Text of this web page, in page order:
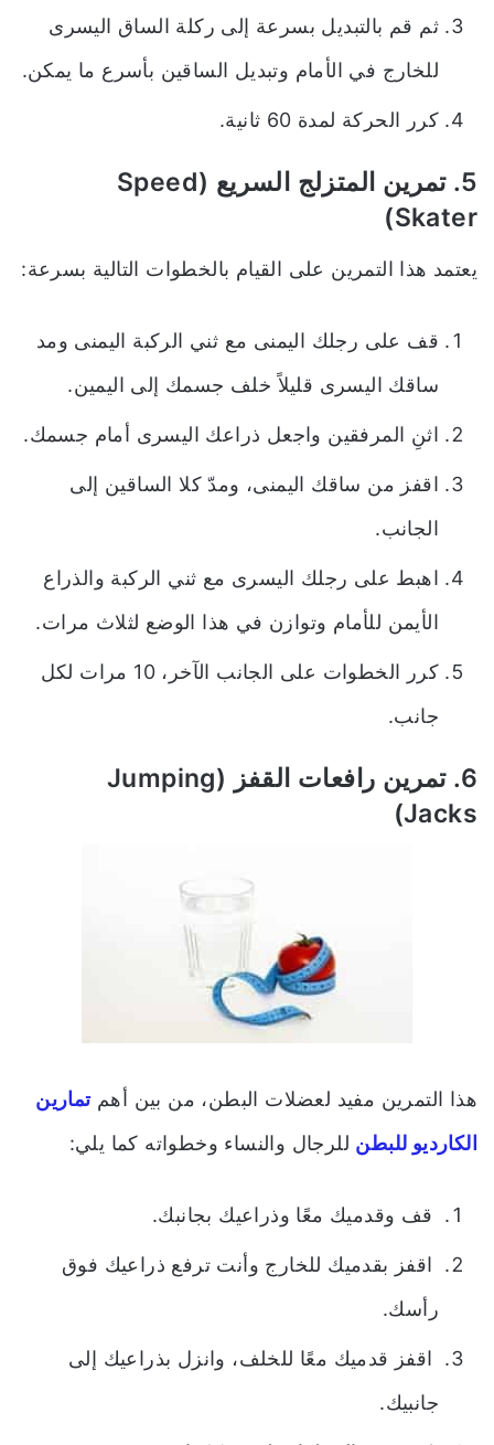
ثم قم بالتبديل بسرعة إلى ركلة الساق اليسرى
للخارج في الأمام وتبديل الساقين بأسرع ما يمكن.
كرر الحركة لمدة 60 ثانية.
5. تمرين المتزلج السريع (Speed
Skater)
يعتمد هذا التمرين على القيام بالخطوات التالية بسرعة:
قف على رجلك اليمنى مع ثني الركبة اليمنى ومد
ساقك اليسرى قليلاً خلف جسمك إلى اليمين.
اثنِ المرفقين واجعل ذراعك اليسرى أمام جسمك.
اقفز من ساقك اليمنى، ومدّ كلا الساقين إلى
الجانب.
اهبط على رجلك اليسرى مع ثني الركبة والذراع
الأيمن للأمام وتوازن في هذا الوضع لثلاث مرات.
كرر الخطوات على الجانب الآخر، 10 مرات لكل
جانب.
6. تمرين رافعات القفز (Jumping
Jacks)
هذا التمرين مفيد لعضلات البطن، من بين أهمتمارين
الكارديو للبطن للرجال والنساء وخطواته كما يلي:
قف وقدميك معًا وذراعيك بجانبك.
اقفز بقدميك للخارج وأنت ترفع ذراعيك فوق
رأسك.
اقفز قدميك معًا للخلف، وانزل بذراعيك إلى
جانبيك.